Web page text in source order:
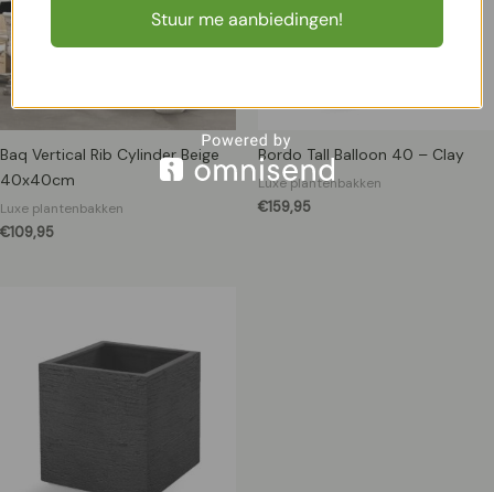
Baq Vertical Rib Cylinder Beige
40x40cm
Luxe plantenbakken
€109,95
Bordo Tall Balloon 40 – Clay
Luxe plantenbakken
€159,95
Stuur me aanbiedingen!